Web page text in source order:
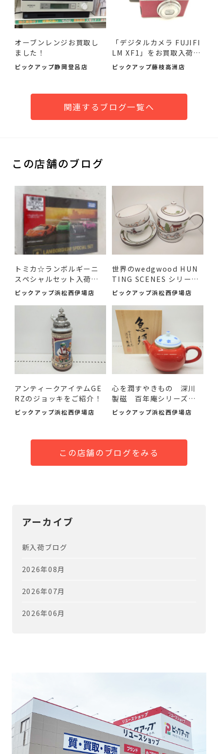
オーブンレンジお買取し
ました！
ピックアップ静岡登呂店
「デジタルカメラ FUJIFI
LM XF1」をお買取入荷し
ま...
ピックアップ藤枝高洲店
関連するブログ一覧へ
この店舗のブログ
トミカ☆ランボルギーニ
スペシャルセット入荷し
まし...
ピックアップ浜松西伊場店
世界のwedgwood HUN
TING SCENES シリーズ
のアイテ...
ピックアップ浜松西伊場店
アンティークアイテムGE
RZのジョッキをご紹介！
ピックアップ浜松西伊場店
心を潤すやきもの 深川
製磁 百年庵シリーズの
急...
ピックアップ浜松西伊場店
この店舗のブログをみる
アーカイブ
新入荷ブログ
2026年08月
2026年07月
2026年06月